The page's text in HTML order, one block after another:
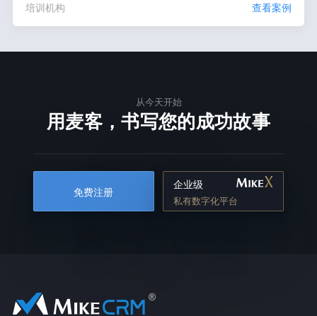
培训机构 查看案例
从今天开始
用麦客，书写您的成功故事
免费注册
企业级
私有数字化平台